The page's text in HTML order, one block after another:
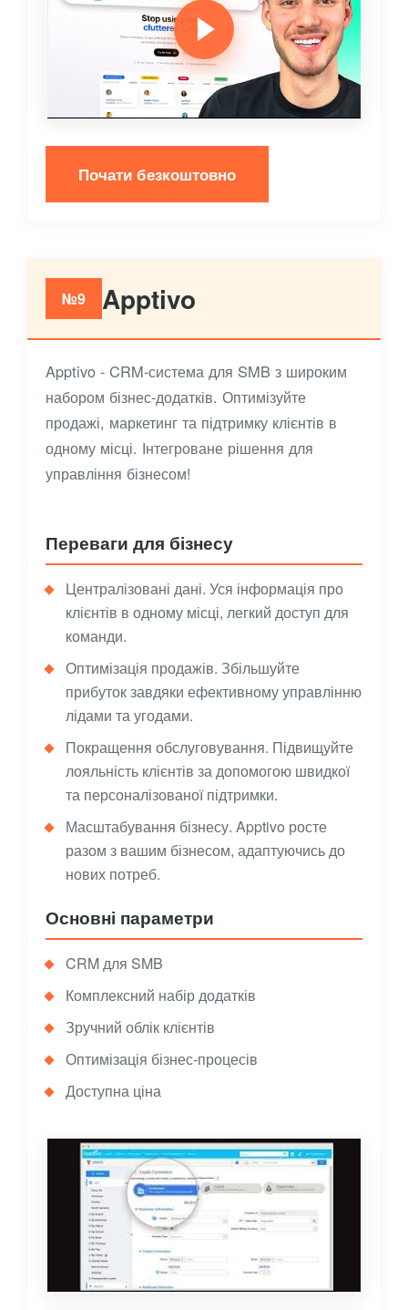
Почати безкоштовно
№9 Apptivo
Apptivo - CRM-система для SMB з широким
набором бізнес-додатків. Оптимізуйте
продажі, маркетинг та підтримку клієнтів в
одному місці. Інтегроване рішення для
управління бізнесом!
Переваги для бізнесу
Централізовані дані. Уся інформація про
клієнтів в одному місці, легкий доступ для
команди.
Оптимізація продажів. Збільшуйте
прибуток завдяки ефективному управлінню
лідами та угодами.
Покращення обслуговування. Підвищуйте
лояльність клієнтів за допомогою швидкої
та персоналізованої підтримки.
Масштабування бізнесу. Apptivo росте
разом з вашим бізнесом, адаптуючись до
нових потреб.
Основні параметри
CRM для SMB
Комплексний набір додатків
Зручний облік клієнтів
Оптимізація бізнес-процесів
Доступна ціна